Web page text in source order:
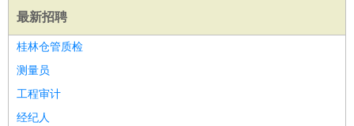
最新招聘
桂林仓管质检
测量员
工程审计
经纪人